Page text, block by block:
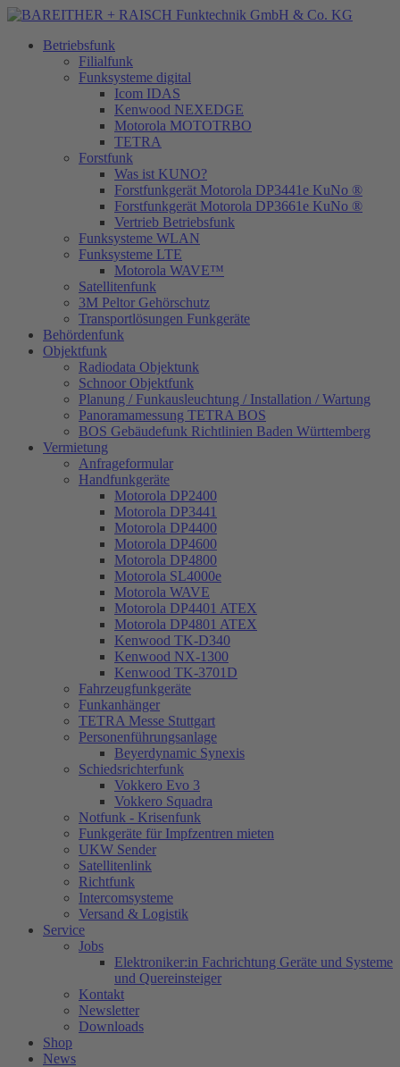
Betriebsfunk
Filialfunk
Funksysteme digital
Icom IDAS
Kenwood NEXEDGE
Motorola MOTOTRBO
TETRA
Forstfunk
Was ist KUNO?
Forstfunkgerät Motorola DP3441e KuNo ®
Forstfunkgerät Motorola DP3661e KuNo ®
Vertrieb Betriebsfunk
Funksysteme WLAN
Funksysteme LTE
Motorola WAVE™
Satellitenfunk
3M Peltor Gehörschutz
Transportlösungen Funkgeräte
Behördenfunk
Objektfunk
Radiodata Objektunk
Schnoor Objektfunk
Planung / Funkausleuchtung / Installation / Wartung
Panoramamessung TETRA BOS
BOS Gebäudefunk Richtlinien Baden Württemberg
Vermietung
Anfrageformular
Handfunkgeräte
Motorola DP2400
Motorola DP3441
Motorola DP4400
Motorola DP4600
Motorola DP4800
Motorola SL4000e
Motorola WAVE
Motorola DP4401 ATEX
Motorola DP4801 ATEX
Kenwood TK-D340
Kenwood NX-1300
Kenwood TK-3701D
Fahrzeugfunkgeräte
Funkanhänger
TETRA Messe Stuttgart
Personenführungsanlage
Beyerdynamic Synexis
Schiedsrichterfunk
Vokkero Evo 3
Vokkero Squadra
Notfunk - Krisenfunk
Funkgeräte für Impfzentren mieten
UKW Sender
Satellitenlink
Richtfunk
Intercomsysteme
Versand & Logistik
Service
Jobs
Elektroniker:in Fachrichtung Geräte und Systeme
und Quereinsteiger
Kontakt
Newsletter
Downloads
Shop
News